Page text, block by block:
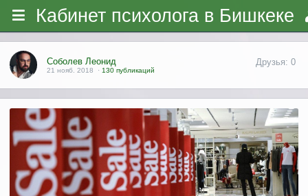
Кабинет психолога в Бишкеке
Соболев Леонид
21 нояб. 2018 · 130 публикаций
Друзья: 0